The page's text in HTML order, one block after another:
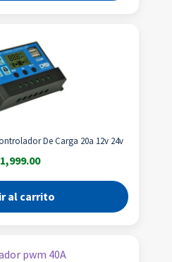
De Carga 20a 12v 24v
al carrito